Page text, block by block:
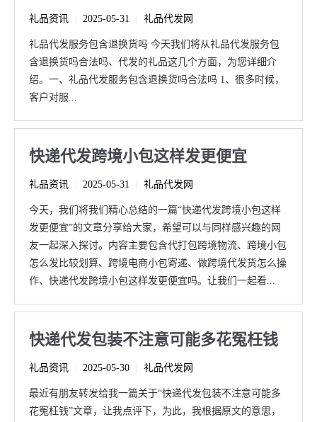
礼品资讯 2025-05-31 礼品代发网
礼品代发服务包含退换货吗 今天我们将从礼品代发服务包
含退换货吗合法吗、代发的礼品这几个方面，为您详细介
绍。一、礼品代发服务包含退换货吗合法吗 1、很多时候，
客户对服...
快递代发跨境小包这样发更便宜
礼品资讯 2025-05-31 礼品代发网
今天，我们将我们精心总结的一篇“快递代发跨境小包这样
发更便宜”的文章分享给大家，希望可以与同样感兴趣的网
友一起深入探讨。内容主要包含代打包跨境物流、跨境小包
怎么发比较划算、跨境电商小包寄递、做跨境代发货怎么操
作、快递代发跨境小包这样发更便宜吗。让我们一起看...
快递代发包装不注意可能多花冤枉钱
礼品资讯 2025-05-30 礼品代发网
最近有朋友转发给我一篇关于“快递代发包装不注意可能多
花冤枉钱”文章，让我点评下，为此，我根据原文的意思，